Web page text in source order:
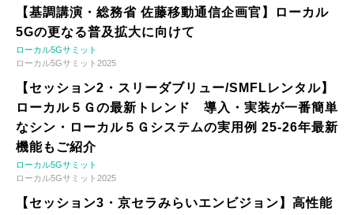
【基調講演・総務省 佐藤移動通信企画官】ローカル
5Gの更なる普及拡大に向けて
ローカル5Gサミット
ローカル5Gサミット2025
【セッション2・スリーダブリュー/SMFLレンタル】
ローカル５Ｇの最新トレンド 導入・実装が一番簡単
なシン・ローカル５Ｇシステムの実用例 25-26年最新
機能もご紹介
ローカル5Gサミット
ローカル5Gサミット2025
【セッション3・京セラみらいエンビジョン】高性能